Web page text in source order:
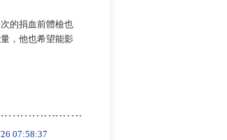
的捐血前體檢也
，他也希望能影
07:58:37